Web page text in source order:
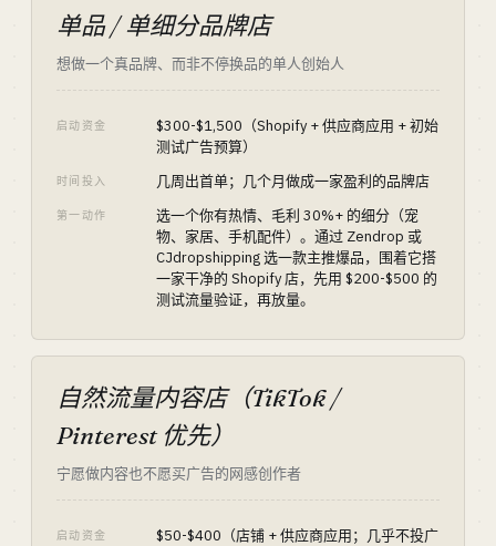
单品 / 单细分品牌店
想做一个真品牌、而非不停换品的单人创始人
启动资金
$300-$1,500（Shopify + 供应商应用 + 初始
测试广告预算）
时间投入 几周出首单；几个月做成一家盈利的品牌店
第一动作
选一个你有热情、毛利 30%+ 的细分（宠
物、家居、手机配件）。通过 Zendrop 或
CJdropshipping 选一款主推爆品，围着它搭
一家干净的 Shopify 店，先用 $200-$500 的
测试流量验证，再放量。
自然流量内容店（TikTok /
Pinterest 优先）
宁愿做内容也不愿买广告的网感创作者
启动资金
$50-$400（店铺 + 供应商应用；几乎不投广